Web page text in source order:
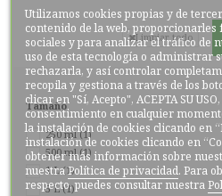
Limpiar todo
Tamaño
250 ml(1)
500 ml(1)
1 L(1)
5 L(1)
Utilizamos cookies propias y de
contenido de la web, proporcionarles
sociales y para analizar el tráfico de
uso de esta tecnología o administrar
rechazarla, y así controlar
recopila y gestiona a través de los
clicar en "Sí, Acepto", ACEPTA SU
consentimiento en cualquier
la instalación de cookies clicando en
instalación de cookies clicando en
obtener más información sobre
nuestraPolítica de privacidad. Para
respecto, puedes consultar nuestra